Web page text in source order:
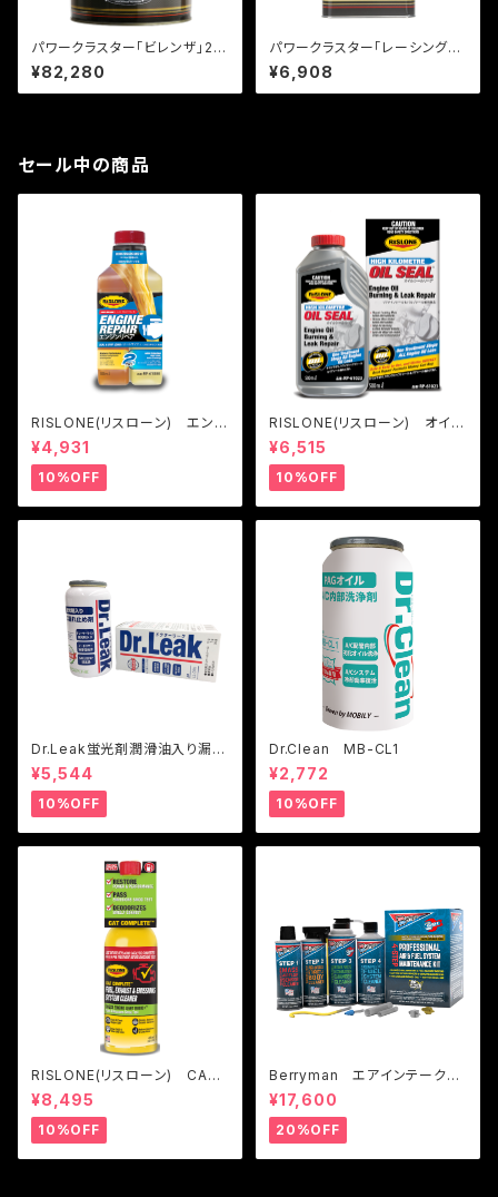
パワークラスター「ビレンザ」20
L
¥82,280
パワークラスター「レーシング
漆黒」1L
¥6,908
セール中の商品
RISLONE(リスローン) エンジ
ンリペア
¥4,931
10%OFF
RISLONE(リスローン) オイル
シールリペア
¥6,515
10%OFF
Dr.Leak蛍光剤潤滑油入り漏れ
止め剤
¥5,544
10%OFF
Dr.Clean MB-CL1
¥2,772
10%OFF
RISLONE(リスローン) CAT
コンプリート ※本製品はガソ
リン車専用です
¥8,495
10%OFF
Berryman エアインテーク＆
フューエルシステム ４ステップ
メンテナンスキット
¥17,600
20%OFF